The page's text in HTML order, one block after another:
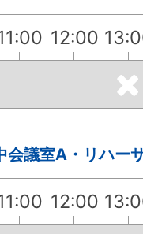
12:00
議室A・リハーサ
12:00